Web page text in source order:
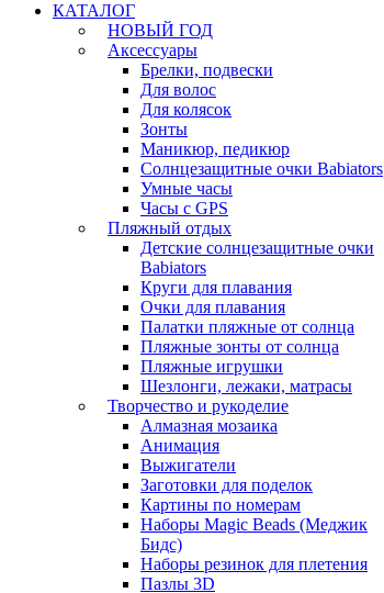
КАТАЛОГ
НОВЫЙ ГОД
Аксессуары
Брелки, подвески
Для волос
Для колясок
Зонты
Маникюр, педикюр
Солнцезащитные очки Babiators
Умные часы
Часы с GPS
Пляжный отдых
Детские солнцезащитные очки
Babiators
Круги для плавания
Очки для плавания
Палатки пляжные от солнца
Пляжные зонты от солнца
Пляжные игрушки
Шезлонги, лежаки, матрасы
Творчество и рукоделие
Алмазная мозаика
Анимация
Выжигатели
Заготовки для поделок
Картины по номерам
Наборы Magic Beads (Меджик
Бидс)
Наборы резинок для плетения
Пазлы 3D